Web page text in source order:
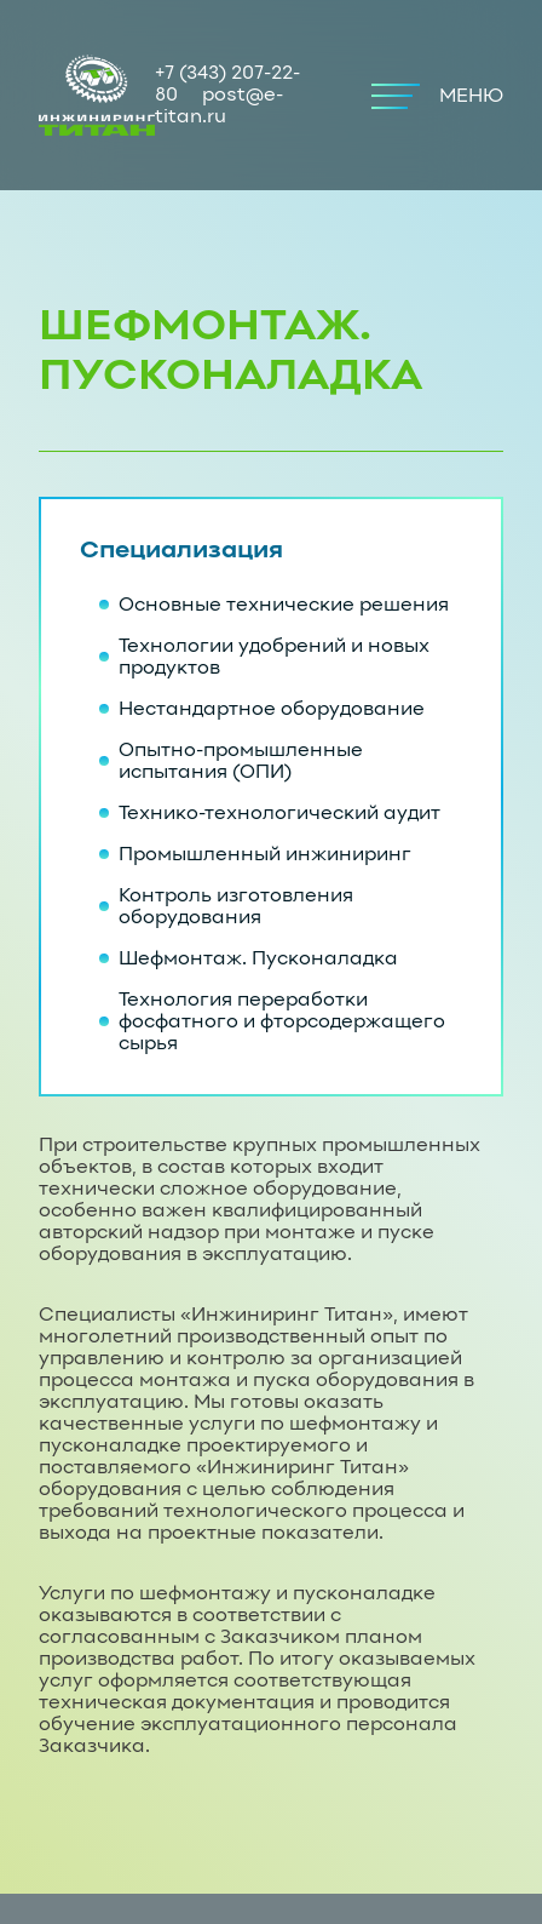
+7 (343) 207-22-
80
post@e-
titan.ru
МЕНЮ
ШЕФМОНТАЖ.
ПУСКОНАЛАДКА
При строительстве крупных промышленных
объектов, в состав которых входит
технически сложное оборудование,
особенно важен квалифицированный
авторский надзор при монтаже и пуске
оборудования в эксплуатацию.
Специалисты «Инжиниринг Титан», имеют
многолетний производственный опыт по
управлению и контролю за организацией
процесса монтажа и пуска оборудования в
эксплуатацию. Мы готовы оказать
качественные услуги по шефмонтажу и
пусконаладке проектируемого и
поставляемого «Инжиниринг Титан»
оборудования с целью соблюдения
требований технологического процесса и
выхода на проектные показатели.
Услуги по шефмонтажу и пусконаладке
оказываются в соответствии с
согласованным с Заказчиком планом
производства работ. По итогу оказываемых
услуг оформляется соответствующая
техническая документация и проводится
обучение эксплуатационного персонала
Заказчика.
Специализация
Основные технические решения
Технологии удобрений и новых
продуктов
Нестандартное оборудование
Опытно-промышленные
испытания (ОПИ)
Технико-технологический аудит
Промышленный инжиниринг
Контроль изготовления
оборудования
Шефмонтаж. Пусконаладка
Технология переработки
фосфатного и фторсодержащего
сырья